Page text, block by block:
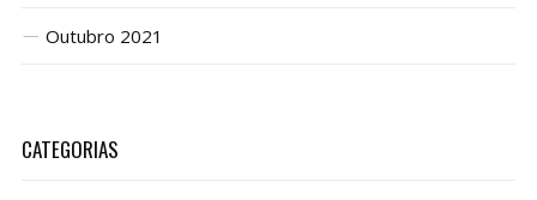
Outubro 2021
CATEGORIAS